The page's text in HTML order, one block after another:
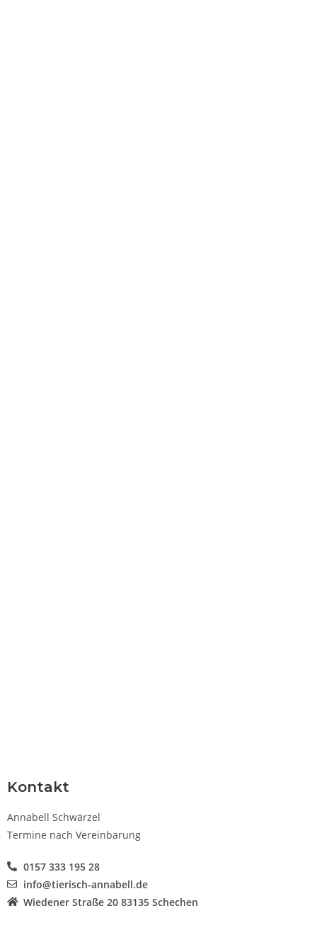
Kontakt
Annabell Schwärzel
Termine nach Vereinbarung
0157 333 195 28
info@tierisch-annabell.de
Wiedener Straße 20 83135 Schechen